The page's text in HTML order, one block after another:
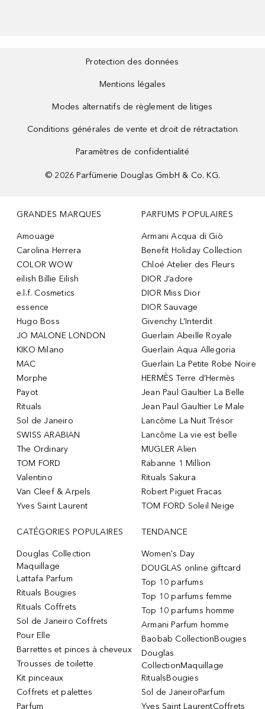
Protection des données
Mentions légales
Modes alternatifs de règlement de litiges
Conditions générales de vente et droit de rétractation
Paramètres de confidentialité
© 2026 Parfümerie Douglas GmbH & Co. KG.
GRANDES MARQUES
Amouage
Carolina Herrera
COLOR WOW
eilish Billie Eilish
e.l.f. Cosmetics
essence
Hugo Boss
JO MALONE LONDON
KIKO Milano
MAC
Morphe
Payot
Rituals
Sol de Janeiro
SWISS ARABIAN
The Ordinary
TOM FORD
Valentino
Van Cleef & Arpels
Yves Saint Laurent
PARFUMS POPULAIRES
Armani Acqua di Giò
Benefit Holiday Collection
Chloé Atelier des Fleurs
DIOR J’adore
DIOR Miss Dior
DIOR Sauvage
Givenchy L’Interdit
Guerlain Abeille Royale
Guerlain Aqua Allegoria
Guerlain La Petite Robe Noire
HERMÈS Terre d’Hermès
Jean Paul Gaultier La Belle
Jean Paul Gaultier Le Male
Lancôme La Nuit Trésor
Lancôme La vie est belle
MUGLER Alien
Rabanne 1 Million
Rituals Sakura
Robert Piguet Fracas
TOM FORD Soleil Neige
CATÉGORIES POPULAIRES
Douglas Collection
Maquillage
Lattafa Parfum
Rituals Bougies
Rituals Coffrets
Sol de Janeiro Coffrets
Pour Elle
Barrettes et pinces à cheveux
Trousses de toilette
Kit pinceaux
Coffrets et palettes
Parfum
TENDANCE
Women's Day
DOUGLAS online giftcard
Top 10 parfums
Top 10 parfums femme
Top 10 parfums homme
Armani Parfum homme
Baobab CollectionBougies
Douglas
CollectionMaquillage
RitualsBougies
Sol de JaneiroParfum
Yves Saint LaurentCoffrets